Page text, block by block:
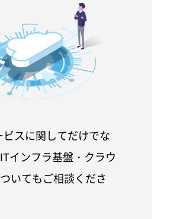
ビスに関してだけでな
インフラ基盤・クラウ
いてもご相談くださ